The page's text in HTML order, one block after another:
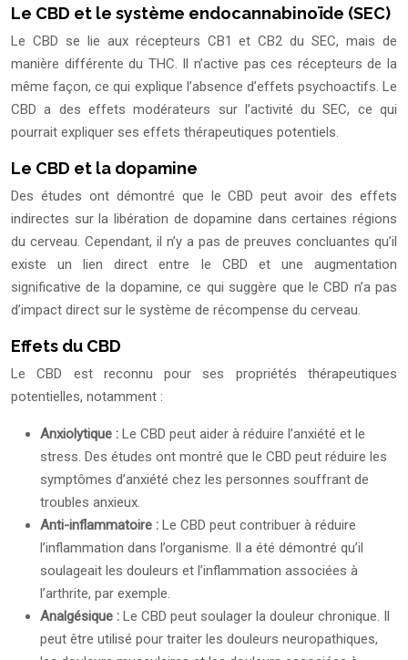
Le CBD et le système endocannabinoïde (SEC)
Le CBD se lie aux récepteurs CB1 et CB2 du SEC, mais de
manière différente du THC. Il n’active pas ces récepteurs de la
même façon, ce qui explique l’absence d’effets psychoactifs. Le
CBD a des effets modérateurs sur l’activité du SEC, ce qui
pourrait expliquer ses effets thérapeutiques potentiels.
Le CBD et la dopamine
Des études ont démontré que le CBD peut avoir des effets
indirectes sur la libération de dopamine dans certaines régions
du cerveau. Cependant, il n’y a pas de preuves concluantes qu’il
existe un lien direct entre le CBD et une augmentation
significative de la dopamine, ce qui suggère que le CBD n’a pas
d’impact direct sur le système de récompense du cerveau.
Effets du CBD
Le CBD est reconnu pour ses propriétés thérapeutiques
potentielles, notamment :
Anxiolytique : Le CBD peut aider à réduire l’anxiété et le
stress. Des études ont montré que le CBD peut réduire les
symptômes d’anxiété chez les personnes souffrant de
troubles anxieux.
Anti-inflammatoire : Le CBD peut contribuer à réduire
l’inflammation dans l’organisme. Il a été démontré qu’il
soulageait les douleurs et l’inflammation associées à
l’arthrite, par exemple.
Analgésique : Le CBD peut soulager la douleur chronique. Il
peut être utilisé pour traiter les douleurs neuropathiques,